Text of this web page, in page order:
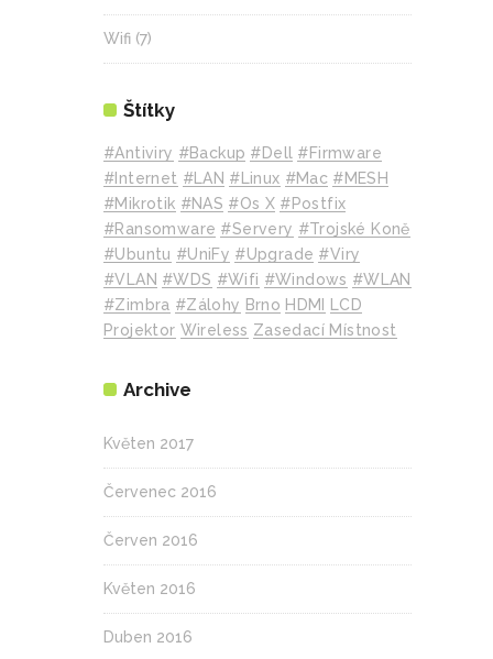
Wifi (7)
Štítky
#Antiviry #backup #Dell #Firmware
#internet #LAN #Linux #mac #MESH
#mikrotik #NAS #Os X #Postfix
#Ransomware #Servery #Trojské Koně
#Ubuntu #UniFy #Upgrade #Viry
#VLAN #WDS #wifi #Windows #WLAN
#Zimbra #zálohy Brno HDMI LCD
Projektor Wireless Zasedací Místnost
Archive
Květen 2017
Červenec 2016
Červen 2016
Květen 2016
Duben 2016